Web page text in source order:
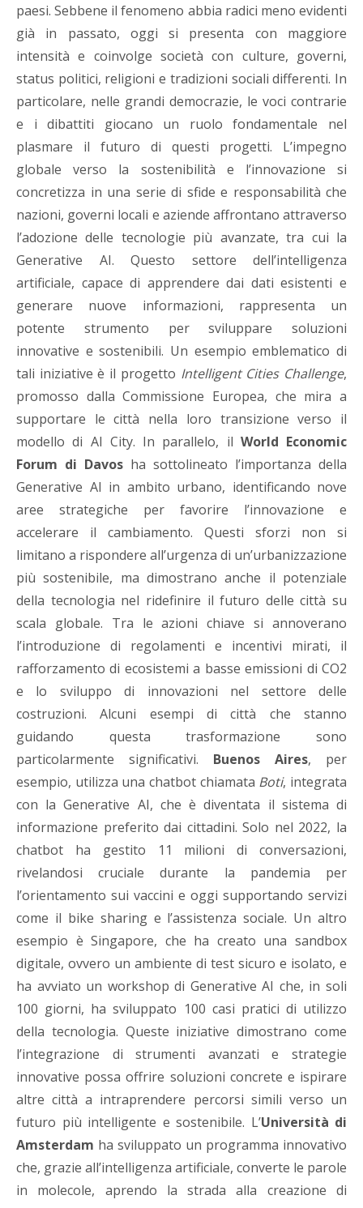
paesi. Sebbene il fenomeno abbia radici meno evidenti
già in passato, oggi si presenta con maggiore
intensità e coinvolge società con culture, governi,
status politici, religioni e tradizioni sociali differenti. In
particolare, nelle grandi democrazie, le voci contrarie
e i dibattiti giocano un ruolo fondamentale nel
plasmare il futuro di questi progetti. L’impegno
globale verso la sostenibilità e l’innovazione si
concretizza in una serie di sfide e responsabilità che
nazioni, governi locali e aziende affrontano attraverso
l’adozione delle tecnologie più avanzate, tra cui la
Generative AI. Questo settore dell’intelligenza
artificiale, capace di apprendere dai dati esistenti e
generare nuove informazioni, rappresenta un
potente strumento per sviluppare soluzioni
innovative e sostenibili. Un esempio emblematico di
tali iniziative è il progetto Intelligent Cities Challenge,
promosso dalla Commissione Europea, che mira a
supportare le città nella loro transizione verso il
modello di AI City. In parallelo, il World Economic
Forum di Davos ha sottolineato l’importanza della
Generative AI in ambito urbano, identificando nove
aree strategiche per favorire l’innovazione e
accelerare il cambiamento. Questi sforzi non si
limitano a rispondere all’urgenza di un’urbanizzazione
più sostenibile, ma dimostrano anche il potenziale
della tecnologia nel ridefinire il futuro delle città su
scala globale. Tra le azioni chiave si annoverano
l’introduzione di regolamenti e incentivi mirati, il
rafforzamento di ecosistemi a basse emissioni di CO2
e lo sviluppo di innovazioni nel settore delle
costruzioni. Alcuni esempi di città che stanno
guidando questa trasformazione sono
particolarmente significativi. Buenos Aires, per
esempio, utilizza una chatbot chiamata Boti, integrata
con la Generative AI, che è diventata il sistema di
informazione preferito dai cittadini. Solo nel 2022, la
chatbot ha gestito 11 milioni di conversazioni,
rivelandosi cruciale durante la pandemia per
l’orientamento sui vaccini e oggi supportando servizi
come il bike sharing e l’assistenza sociale. Un altro
esempio è Singapore, che ha creato una sandbox
digitale, ovvero un ambiente di test sicuro e isolato, e
ha avviato un workshop di Generative AI che, in soli
100 giorni, ha sviluppato 100 casi pratici di utilizzo
della tecnologia. Queste iniziative dimostrano come
l’integrazione di strumenti avanzati e strategie
innovative possa offrire soluzioni concrete e ispirare
altre città a intraprendere percorsi simili verso un
futuro più intelligente e sostenibile. L’Università di
Amsterdam ha sviluppato un programma innovativo
che, grazie all’intelligenza artificiale, converte le parole
in molecole, aprendo la strada alla creazione di